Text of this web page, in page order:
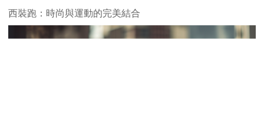
西裝跑：時尚與運動的完美結合